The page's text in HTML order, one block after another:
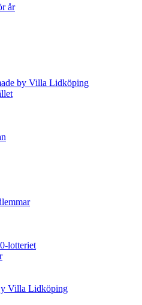
år
by Villa Lidköping
lotteriet
Villa Lidköping